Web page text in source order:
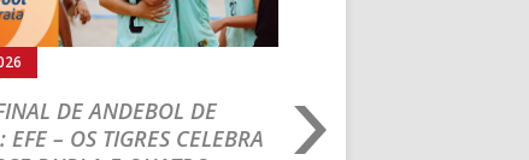
DE ANDEBOL DE
EFE – OS TIGRES CELEBRA